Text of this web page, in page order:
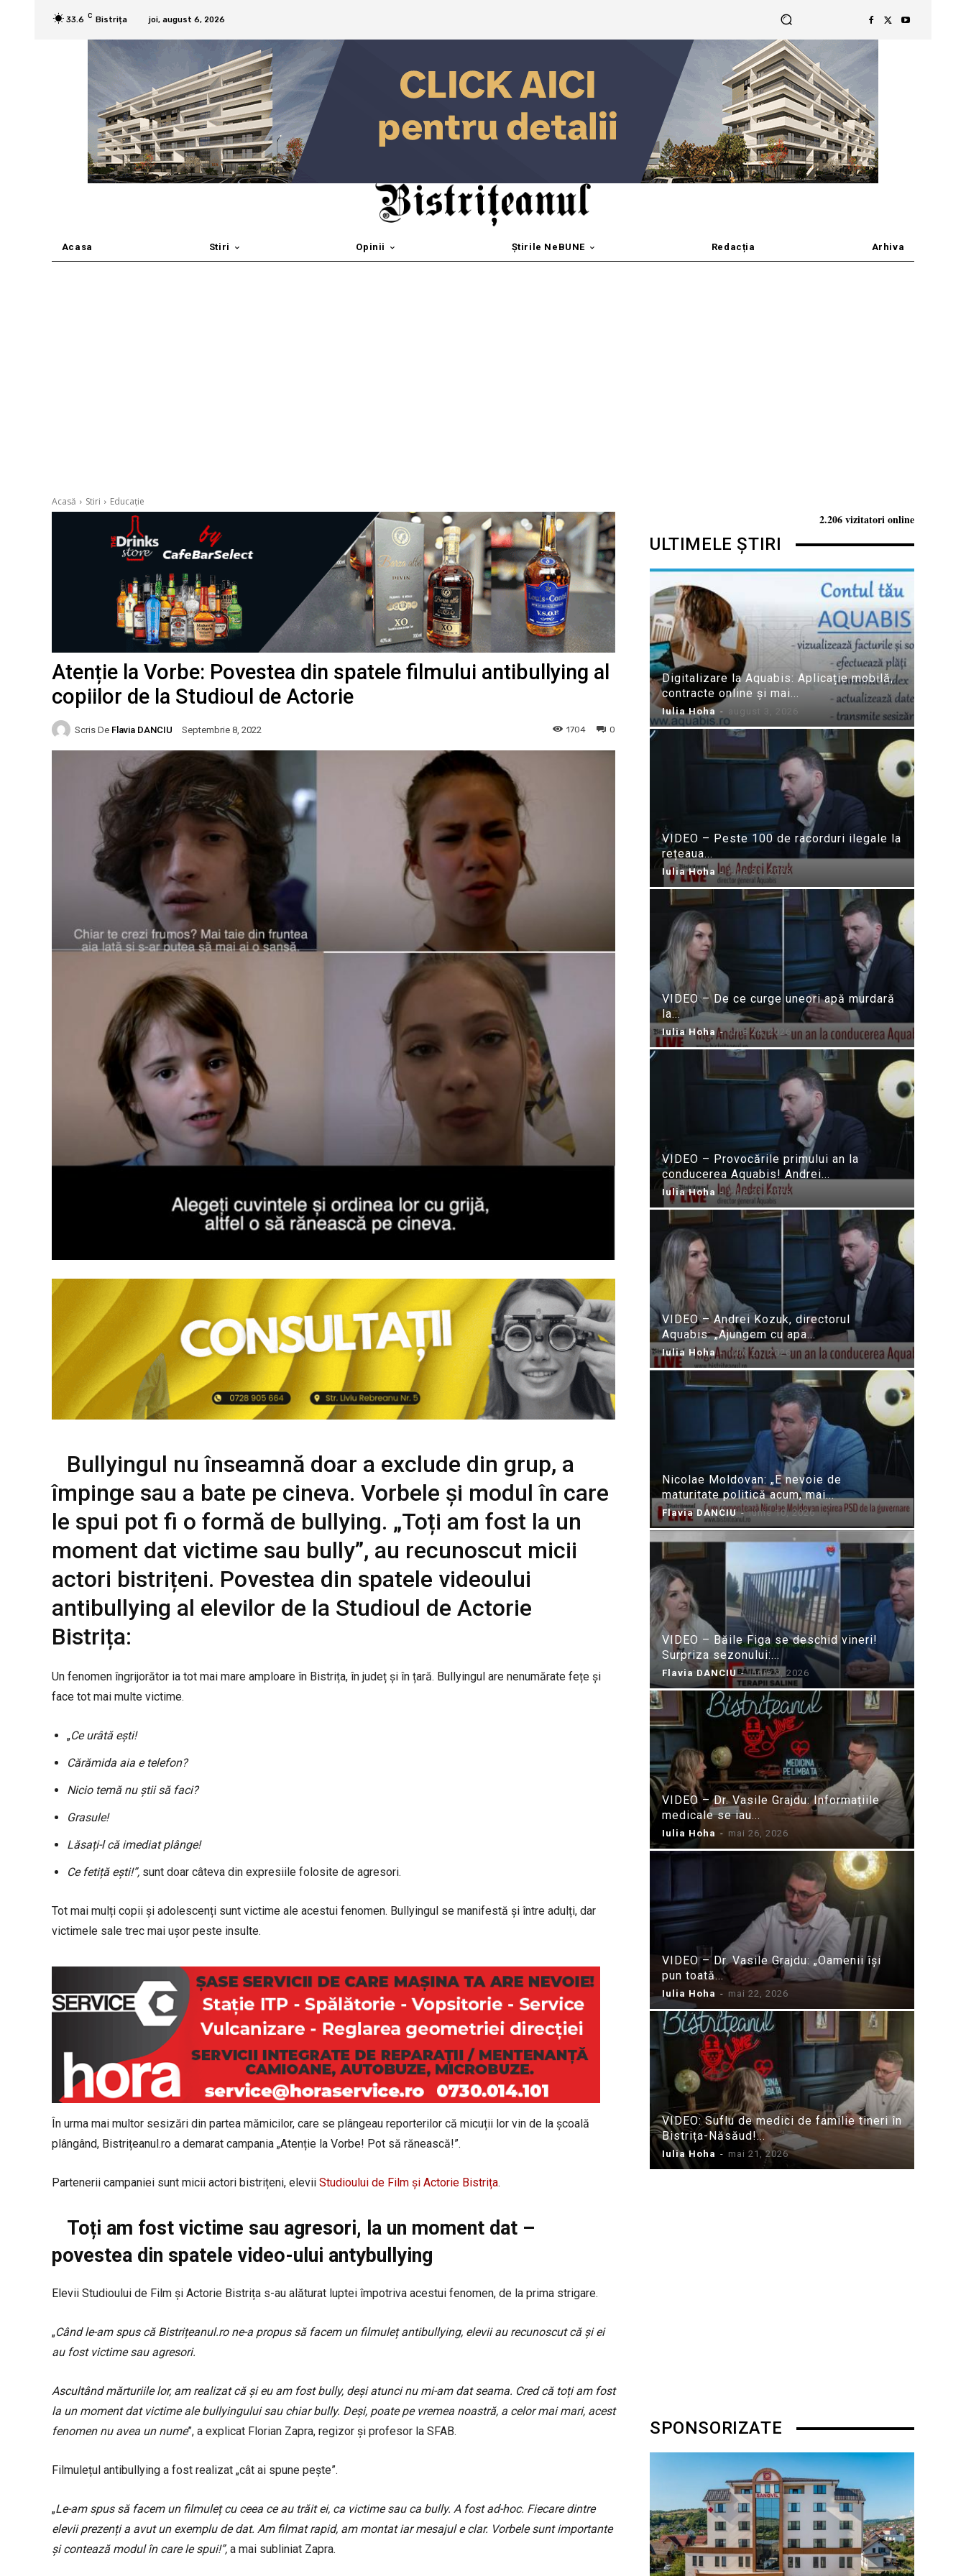
33.6 C Bistrița joi, august 6, 2026
Acasa Stiri Opinii Știrile NeBUNE Redacția Arhiva
Acasă Stiri Educație
Atenție la Vorbe: Povestea din spatele filmului antibullying al
copiilor de la Studioul de Actorie
Scris De Flavia DANCIU Septembrie 8, 2022 0
1704
Bullyingul nu înseamnă doar a exclude din grup, a
împinge sau a bate pe cineva. Vorbele și modul în care
le spui pot fi o formă de bullying. „Toți am fost la un
moment dat victime sau bully”, au recunoscut micii
actori bistrițeni. Povestea din spatele videoului
antibullying al elevilor de la Studioul de Actorie
Bistrița:
Un fenomen îngrijorător ia tot mai mare amploare în Bistrița, în județ și în țară. Bullyingul are nenumărate fețe și
face tot mai multe victime.
„Ce urâtă ești!
Cărămida aia e telefon?
Nicio temă nu știi să faci?
Grasule!
Lăsați-l că imediat plânge!
Ce fetiță ești!”, sunt doar câteva din expresiile folosite de agresori.
Tot mai mulți copii și adolescenți sunt victime ale acestui fenomen. Bullyingul se manifestă și între adulți, dar
victimele sale trec mai ușor peste insulte.
În urma mai multor sesizări din partea mămicilor, care se plângeau reporterilor că micuții lor vin de la școală
plângând, Bistrițeanul.ro a demarat campania „Atenție la Vorbe! Pot să rănească!”.
Partenerii campaniei sunt micii actori bistrițeni, elevii Studioului de Film și Actorie Bistrița.
Toți am fost victime sau agresori, la un moment dat –
povestea din spatele video-ului antybullying
Elevii Studioului de Film și Actorie Bistrița s-au alăturat luptei împotriva acestui fenomen, de la prima strigare.
„Când le-am spus că Bistrițeanul.ro ne-a propus să facem un filmuleț antibullying, elevii au recunoscut că și ei
au fost victime sau agresori.
Ascultând mărturiile lor, am realizat că și eu am fost bully, deși atunci nu mi-am dat seama. Cred că toți am fost
la un moment dat victime ale bullyingului sau chiar bully. Deși, poate pe vremea noastră, a celor mai mari, acest
fenomen nu avea un nume”, a explicat Florian Zapra, regizor și profesor la SFAB.
Filmulețul antibullying a fost realizat „cât ai spune pește”.
„Le-am spus să facem un filmuleț cu ceea ce au trăit ei, ca victime sau ca bully. A fost ad-hoc. Fiecare dintre
elevii prezenți a avut un exemplu de dat. Am filmat rapid, am montat iar mesajul e clar. Vorbele sunt importante
și contează modul în care le spui!”, a mai subliniat Zapra.
2.206 vizitatori online
ULTIMELE ȘTIRI
Digitalizare la Aquabis: Aplicație mobilă,
contracte online și mai...
Iulia Hoha - august 3, 2026
VIDEO – Peste 100 de racorduri ilegale la
rețeaua...
Iulia Hoha - iulie 31, 2026
VIDEO – De ce curge uneori apă murdară
la...
Iulia Hoha - iulie 24, 2026
VIDEO – Provocările primului an la
conducerea Aquabis! Andrei...
Iulia Hoha - iulie 21, 2026
VIDEO – Andrei Kozuk, directorul
Aquabis: „Ajungem cu apa...
Iulia Hoha - iulie 21, 2026
Nicolae Moldovan: „E nevoie de
maturitate politică acum, mai...
Flavia DANCIU - iunie 10, 2026
VIDEO – Băile Figa se deschid vineri!
Surpriza sezonului:...
Flavia DANCIU - iunie 9, 2026
VIDEO – Dr. Vasile Grajdu: Informațiile
medicale se iau...
Iulia Hoha - mai 26, 2026
VIDEO – Dr. Vasile Grajdu: „Oamenii își
pun toată...
Iulia Hoha - mai 22, 2026
VIDEO: Suflu de medici de familie tineri în
Bistrița-Năsăud!...
Iulia Hoha - mai 21, 2026
SPONSORIZATE